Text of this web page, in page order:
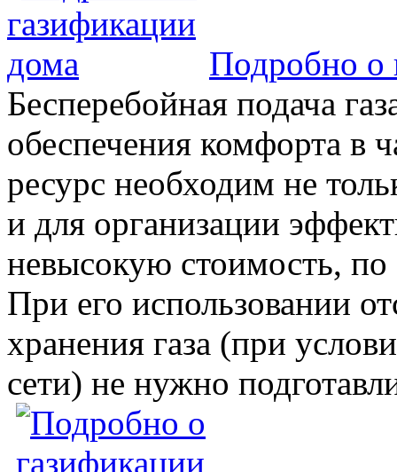
Подробно о
Бесперебойная подача
обеспечения комфорта в
ресурс необходим не
и для организации
невысокую стоимость, по
При его использовании
хранения газа (при
сети) не нужно